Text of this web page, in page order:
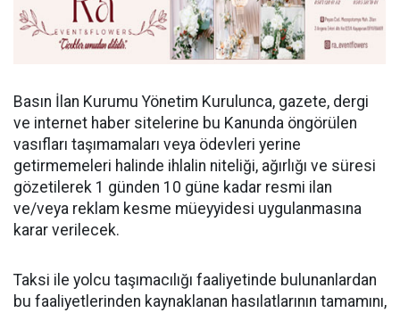
Basın İlan Kurumu Yönetim Kurulunca, gazete, dergi
ve internet haber sitelerine bu Kanunda öngörülen
vasıfları taşımamaları veya ödevleri yerine
getirmemeleri halinde ihlalin niteliği, ağırlığı ve süresi
gözetilerek 1 günden 10 güne kadar resmi ilan
ve/veya reklam kesme müeyyidesi uygulanmasına
karar verilecek.
Taksi ile yolcu taşımacılığı faaliyetinde bulunanlardan
bu faaliyetlerinden kaynaklanan hasılatlarının tamamını,